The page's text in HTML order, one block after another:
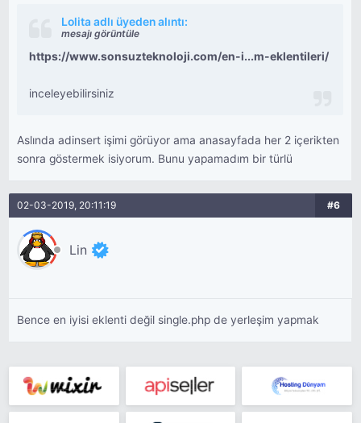
Lolita adlı üyeden alıntı:
mesajı görüntüle
https://www.sonsuzteknoloji.com/en-i...m-eklentileri/
inceleyebilirsiniz
Aslında adinsert işimi görüyor ama anasayfada her 2 içerikten
sonra göstermek isiyorum. Bunu yapamadım bir türlü
02-03-2019, 20:11:19 #6
Lin
Bence en iyisi eklenti değil single.php de yerleşim yapmak